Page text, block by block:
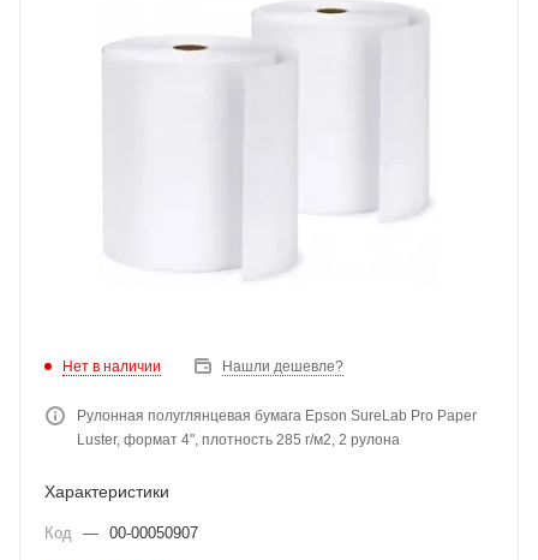
Нет в наличии Нашли дешевле?
Рулонная полуглянцевая бумага Epson SureLab Pro Paper
Luster, формат 4", плотность 285 г/м2, 2 рулона
Характеристики
Код — 00-00050907